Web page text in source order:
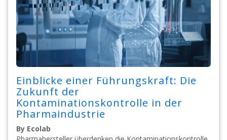
Einblicke einer Führungskraft: Die
Zukunft der
Kontaminationskontrolle in der
Pharmaindustrie
By Ecolab